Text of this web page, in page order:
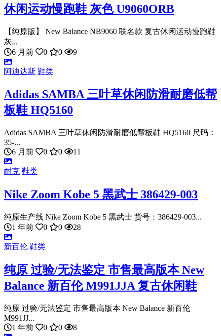
休闲运动慢跑鞋 灰色 U9060ORB
【纯原版】 New Balance NB9060 联名款 复古休闲运动慢跑鞋
灰...
6 月前
0 0 9
阿迪达斯 鞋类
Adidas SAMBA 三叶草休闲防滑耐磨低帮
板鞋 HQ5160
Adidas SAMBA 三叶草休闲防滑耐磨低帮板鞋 HQ5160 尺码：
35-...
6 月前
0 0 11
耐克 鞋类
Nike Zoom Kobe 5 黑武士 386429-003
纯原生产线 Nike Zoom Kobe 5 黑武士 货号：386429-003...
1 年前
0 0 28
新百伦 鞋类
纯原 过验/无法鉴定 市售最高版本 New
Balance 新百伦 M991JJA 复古休闲鞋
纯原 过验/无法鉴定 市售最高版本 New Balance 新百伦
M991JJ...
1 年前
0 0 8